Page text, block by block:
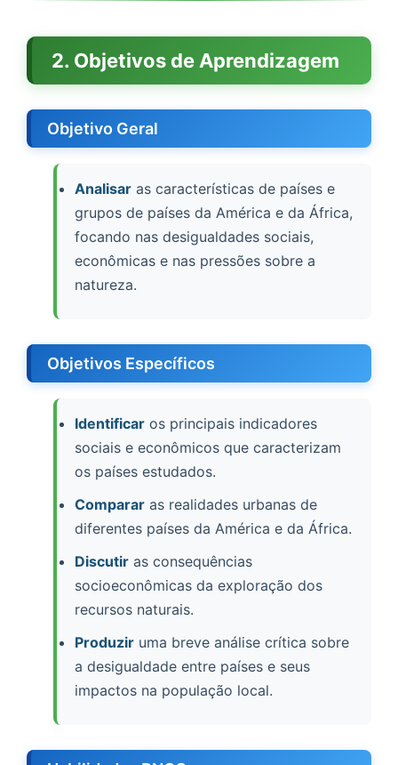
2. Objetivos de Aprendizagem
Objetivo Geral
Analisar as características de países e
grupos de países da América e da África,
focando nas desigualdades sociais,
econômicas e nas pressões sobre a
natureza.
Objetivos Específicos
Identificar os principais indicadores
sociais e econômicos que caracterizam
os países estudados.
Comparar as realidades urbanas de
diferentes países da América e da África.
Discutir as consequências
socioeconômicas da exploração dos
recursos naturais.
Produzir uma breve análise crítica sobre
a desigualdade entre países e seus
impactos na população local.